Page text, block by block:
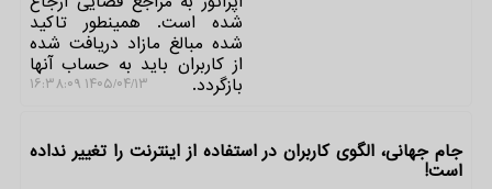
شده است. همینطور تاکید
شده مبالغ مازاد دریافت شده
از کاربران باید به حساب آنها
بازگردد. ۱۴۰۵/۰۴/۱۳ ۱۶:۳۸:۰۹
جام جهانی، الگوی کاربران در استفاده از اینترنت را تغییر نداده
است!